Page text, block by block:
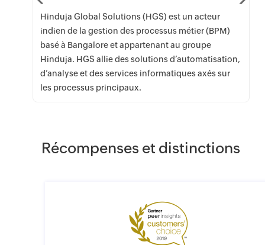
Hinduja Global Solutions (HGS) est un acteur
indien de la gestion des processus métier (BPM)
basé à Bangalore et appartenant au groupe
Hinduja. HGS allie des solutions d’automatisation,
d’analyse et des services informatiques axés sur
les processus principaux.
Récompenses et distinctions